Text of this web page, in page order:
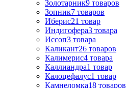
Золотарник9 товаров
Зопник7 товаров
Иберис21 товар
Индигофера3 товара
Иссоп3 товара
Каликант26 товаров
Калимерис4 товара
Каллиандра1 товар
Калоцефалус1 товар
Камнеломка18 товаров